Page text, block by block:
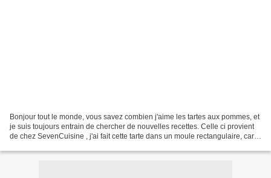
Bonjour tout le monde, vous savez combien j'aime les tartes aux pommes, et
je suis toujours entrain de chercher de nouvelles recettes. Celle ci provient
de chez SevenCuisine , j'ai fait cette tarte dans un moule rectangulaire, car